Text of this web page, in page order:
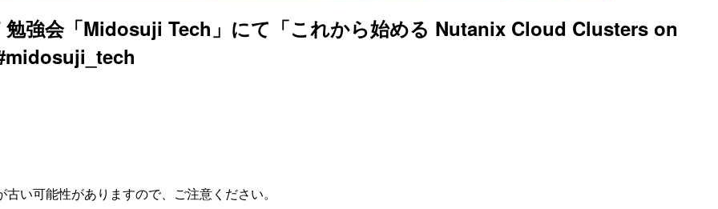
強会「Midosuji Tech」にて「これから始める Nutanix Cloud Clusters on
い可能性がありますので、ご注意ください。